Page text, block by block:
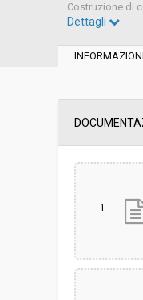
Costruzione di
Data
Svolgimento:
Pubblicata
Dettagli
1